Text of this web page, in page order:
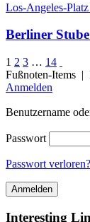
Los-Angeles-
Berliner
1 2 3 … 14
Fußnoten-Items |
Anmelden
Benutzername
Passwort
Passwort verloren?
Interesting